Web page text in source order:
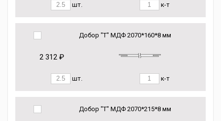
шт. к-т
Добор "Т" МДФ 2070*160*8 мм
2 312 ₽
шт. к-т
Добор "Т" МДФ 2070*215*8 мм